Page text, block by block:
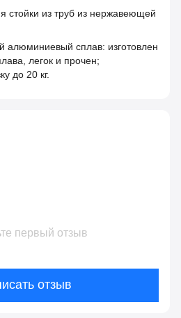
стойки из труб из нержавеющей
алюминиевый сплав: изготовлен
легок и прочен;
до 20 кг.
первый отзыв
отзыв